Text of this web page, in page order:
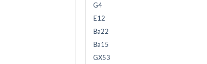
G4
E12
Ba22
Ba15
GX53